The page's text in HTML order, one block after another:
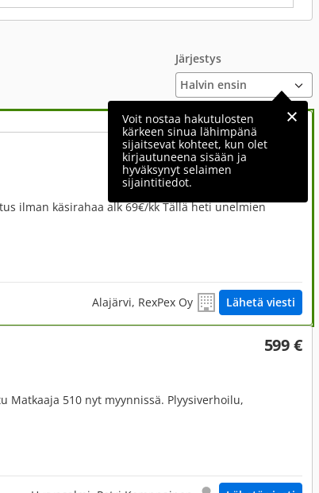
Järjestys
Voit nostaa hakutulosten
kärkeen sinua lähimpänä
sijaitsevat kohteet, kun olet
kirjautuneena sisään ja
hyväksynyt selaimen
sijaintitiedot.
3 970 €
ilman käsirahaa alk 69€/kk Tällä heti unelmien
Alajärvi, RexPex Oy Lähetä viesti
599 €
Matkaaja 510 nyt myynnissä. Plyysiverhoilu,